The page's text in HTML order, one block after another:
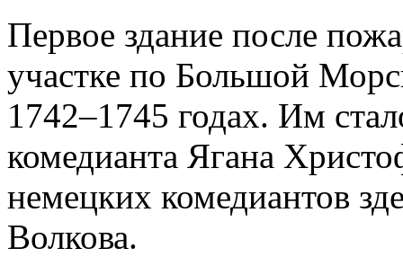
Первое здание после
участке по Большой
1742–1745 годах. Им
комедианта Ягана
немецких комедиантов
Волкова.